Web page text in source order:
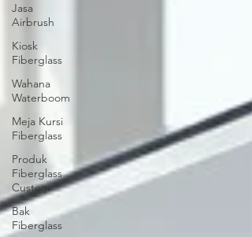
Jasa
Airbrush
Kiosk
Fiberglass
Wahana
Waterboom
Meja Kursi
Fiberglass
Produk
Fiberglass
Custom
Bak
Fiberglass